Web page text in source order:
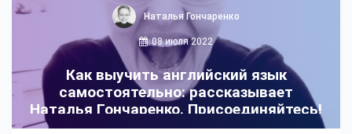
Наталья Гончаренко
08 июля 2022
Как выучить английский язык
самостоятельно: рассказывает
Наталья Гончаренко. Присоединяйтесь!